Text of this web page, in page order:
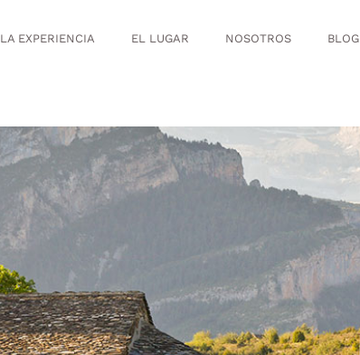
LA EXPERIENCIA EL LUGAR NOSOTROS BLOG